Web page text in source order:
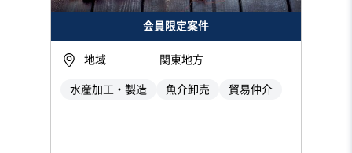
会員限定案件
地域 関東地方
水産加工・製造 魚介卸売 貿易仲介